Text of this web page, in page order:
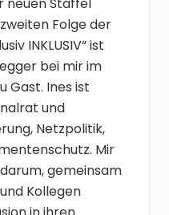
neuen Staffel
zweiten Folge der
INKLUSIV“ ist
bei mir im
Gast. Ines ist
und
Netzpolitik,
Mir
gemeinsam
Kollegen